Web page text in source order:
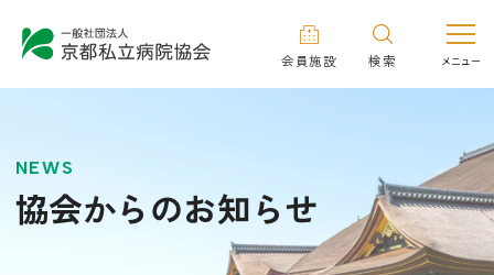
会員施設 検索
NEWS
協会からのお知らせ